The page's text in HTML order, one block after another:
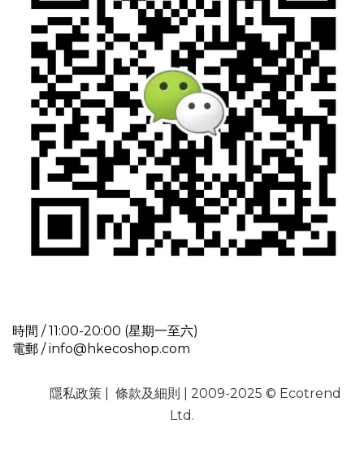
時間 / 11:00-20:00 (星期一至六)
電郵 / info@hkecoshop.com
隱私政策| 條款及細則 | 2009-2025 © Ecotrend
Ltd.